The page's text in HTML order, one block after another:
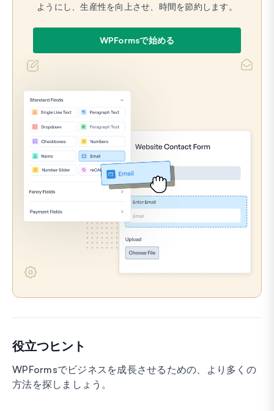
ようにし、生産性を向上させ、時間を節約します。
WPFormsで始める
役立つヒント
WPFormsでビジネスを成長させるための、より多くの
方法を探しましょう。